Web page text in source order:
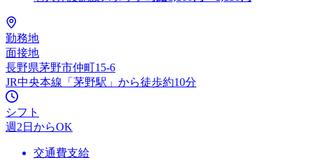
勤務地
面接地
長野県茅野市仲町15-6
JR中央本線「茅野駅」から徒歩約10分
シフト
週2日からOK
交通費支給